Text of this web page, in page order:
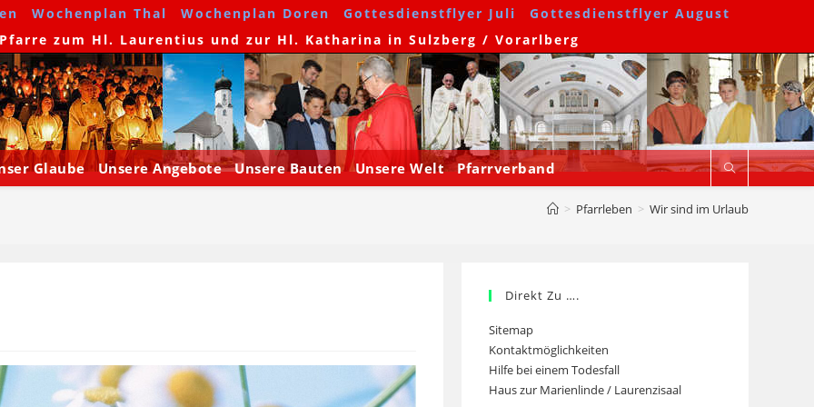
Wochenplan Thal Wochenplan Doren Gottesdienstflyer Juli
Gottesdienstflyer August
zum Hl. Laurentius und zur Hl. Katharina in Sulzberg / Vorarlberg
Glaube Unsere Angebote Unsere Bauten Unsere Welt Pfarrverband
> Pfarrleben > Wir sind im Urlaub
Direkt Zu ….
Sitemap
Kontaktmöglichkeiten
Hilfe bei einem Todesfall
Haus zur Marienlinde / Laurenzisaal